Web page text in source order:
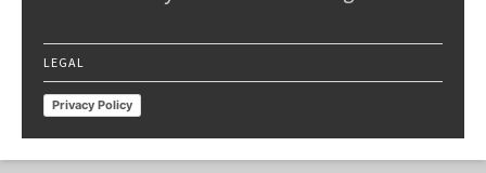
LEGAL
Privacy Policy